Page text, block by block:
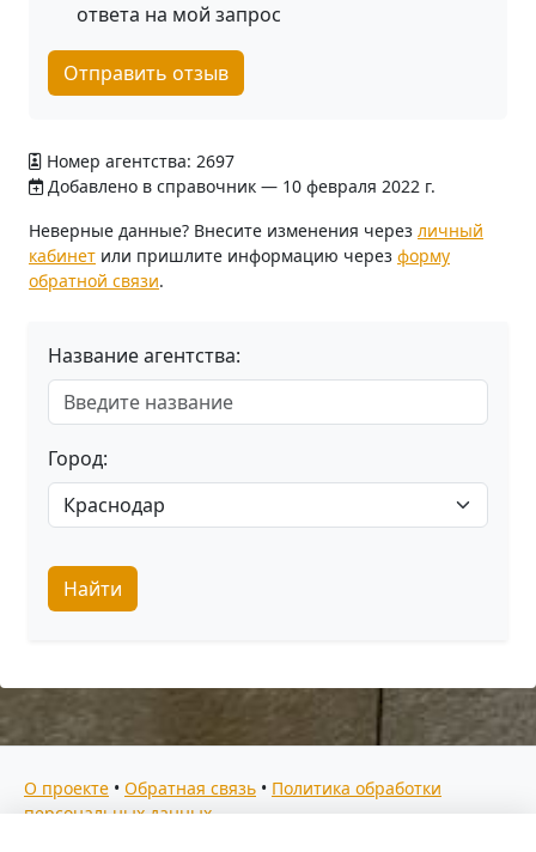
ответа на мой запрос
Отправить отзыв
Номер агентства: 2697
Добавлено в справочник — 10 февраля 2022 г.
Неверные данные? Внесите изменения через личный
кабинет или пришлите информацию через форму
обратной связи.
Название агентства:
Город:
Найти
О проекте • Обратная связь • Политика обработки
персональных данных